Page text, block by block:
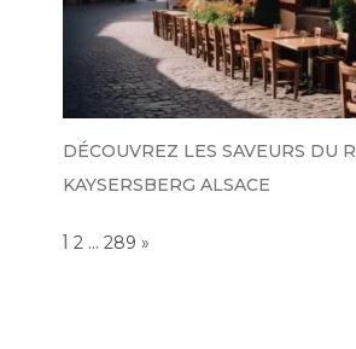
DÉCOUVREZ LES SAVEURS DU
KAYSERSBERG ALSACE
Page:
1 2 … 289 NEXT
»